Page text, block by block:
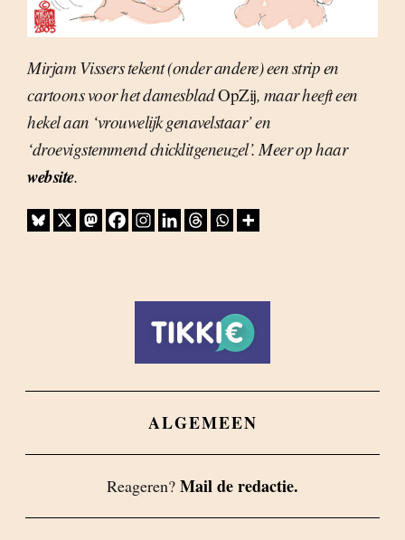
Mirjam Vissers tekent (onder andere) een strip en
cartoons voor het damesbladOpZij, maar heeft een
hekel aan ‘vrouwelijk genavelstaar’ en
‘droevigstemmend chicklitgeneuzel’. Meer op haar
website.
ALGEMEEN
Reageren? Mail de redactie.